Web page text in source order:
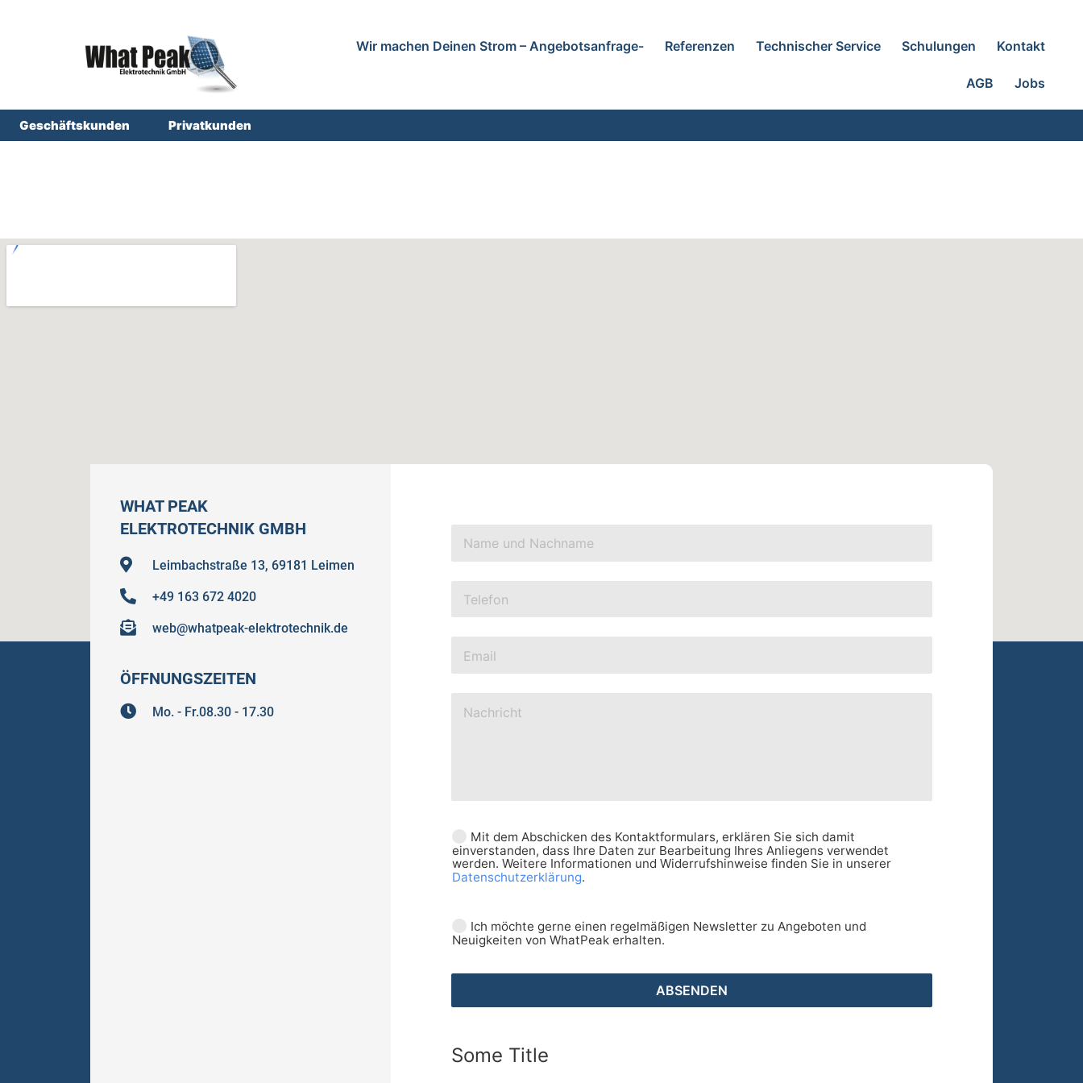
Wir machen Deinen Strom – Angebotsanfrage- Referenzen Technischer Service Schulungen Kontakt
AGB Jobs
Geschäftskunden Privatkunden
WHAT PEAK
ELEKTROTECHNIK GMBH
Leimbachstraße 13, 69181 Leimen
+49 163 672 4020
web@whatpeak-elektrotechnik.de
ÖFFNUNGSZEITEN
Mo. - Fr.08.30 - 17.30
Mit dem Abschicken des Kontaktformulars, erklären Sie sich damit
einverstanden, dass Ihre Daten zur Bearbeitung Ihres Anliegens verwendet
werden. Weitere Informationen und Widerrufshinweise finden Sie in unserer
Datenschutzerklärung.
Ich möchte gerne einen regelmäßigen Newsletter zu Angeboten und
Neuigkeiten von WhatPeak erhalten.
ABSENDEN
Some Title